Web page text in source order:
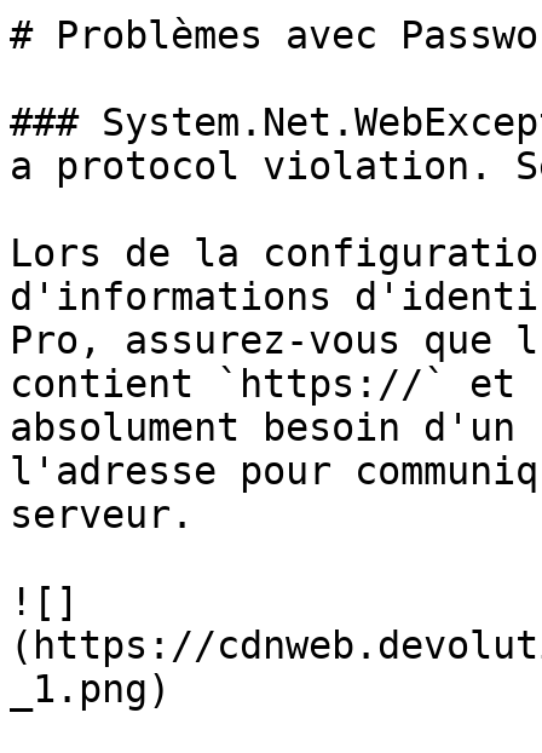
# Problèmes avec
###
a protocol violation.
Lors de la
d'informations
Pro, assurez-vous que
contient `https://` et
absolument besoin
l'adresse pour
serveur.
![]
(https://
_1.png)